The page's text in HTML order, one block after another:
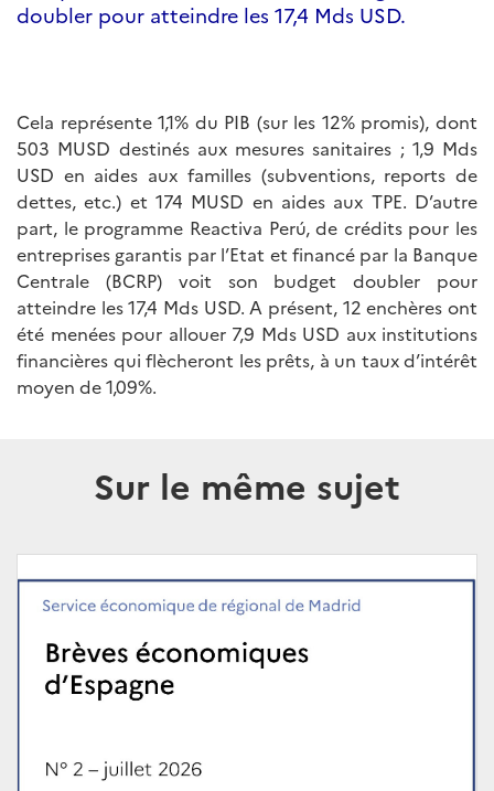
doubler pour atteindre les 17,4 Mds USD.
Cela représente 1,1% du PIB (sur les 12% promis), dont
503 MUSD destinés aux mesures sanitaires ; 1,9 Mds
USD en aides aux familles (subventions, reports de
dettes, etc.) et 174 MUSD en aides aux TPE. D’autre
part, le programme Reactiva Perú, de crédits pour les
entreprises garantis par l’Etat et financé par la Banque
Centrale (BCRP) voit son budget doubler pour
atteindre les 17,4 Mds USD. A présent, 12 enchères ont
été menées pour allouer 7,9 Mds USD aux institutions
financières qui flècheront les prêts, à un taux d’intérêt
moyen de 1,09%.
Sur le même sujet